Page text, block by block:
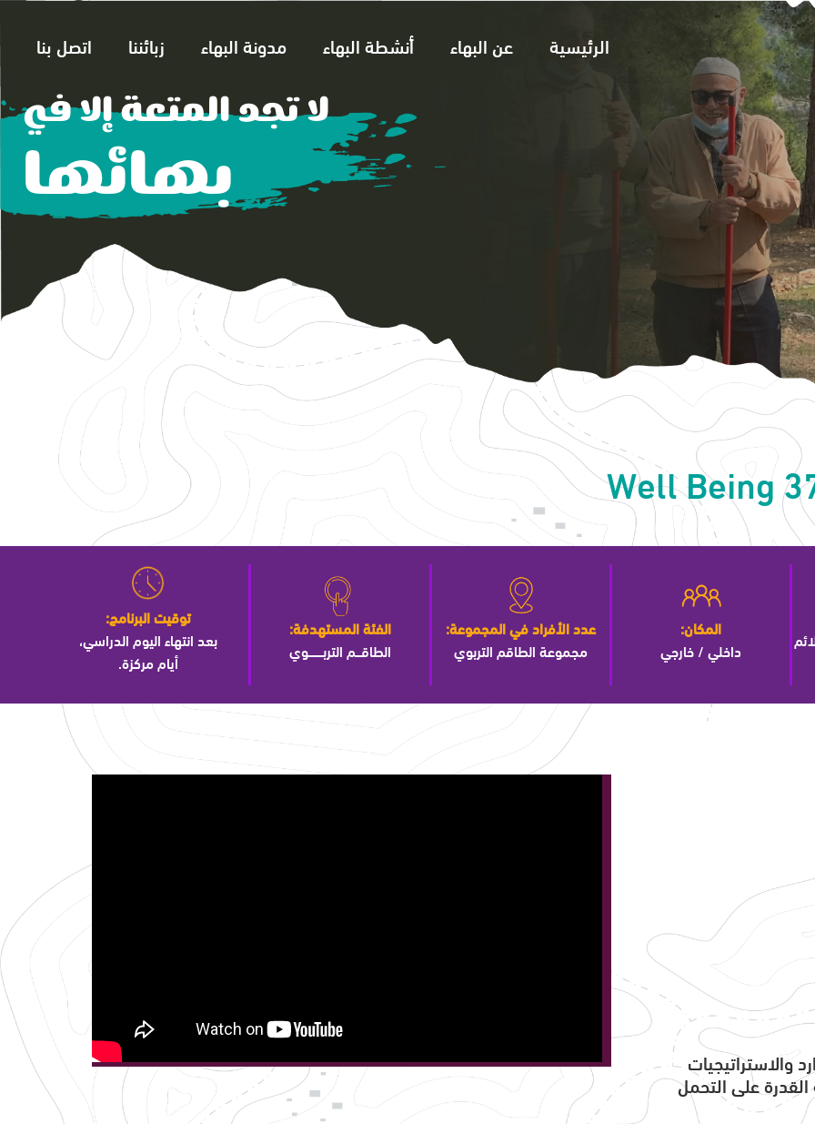
الرئيسية عن البهاء أنشطة البهاء مدونة البهاء زبائننا اتصل بنا
لا تجد المتعة إلا في
بهائها
Well Being
المكان:
داخلي / خارجي
عدد الأفراد في المجموعة:
مجموعة الطاقم التربوي
الفئة المستهدفة:
الطاقـــم التربــــــــوي
توقيت البرنامج:
بعد انتهاء اليوم الدراسي،
أيام مركزة.
والاستراتيجيات
القدرة على التحمل